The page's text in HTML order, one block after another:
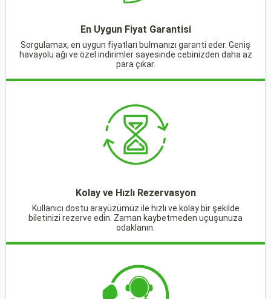
En Uygun Fiyat Garantisi
Sorgulamax, en uygun fiyatları bulmanızı garanti eder. Geniş
havayolu ağı ve özel indirimler sayesinde cebinizden daha az
para çıkar.
Kolay ve Hızlı Rezervasyon
Kullanıcı dostu arayüzümüz ile hızlı ve kolay bir şekilde
biletinizi rezerve edin. Zaman kaybetmeden uçuşunuza
odaklanın.